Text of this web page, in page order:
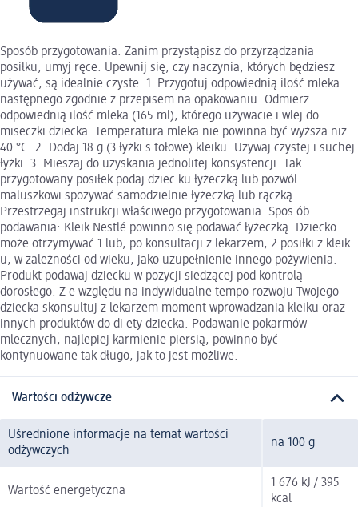
Sposób przygotowania: Zanim przystąpisz do przyrządzania
posiłku, umyj ręce. Upewnij się, czy naczynia, których będziesz
używać, są idealnie czyste. 1. Przygotuj odpowiednią ilość mleka
następnego zgodnie z przepisem na opakowaniu. Odmierz
odpowiednią ilość mleka (165 ml), którego używacie i wlej do
miseczki dziecka. Temperatura mleka nie powinna być wyższa niż
40 °C. 2. Dodaj 18 g (3 łyżki s tołowe) kleiku. Używaj czystej i suchej
łyżki. 3. Mieszaj do uzyskania jednolitej konsystencji. Tak
przygotowany posiłek podaj dziec ku łyżeczką lub pozwól
maluszkowi spożywać samodzielnie łyżeczką lub rączką.
Przestrzegaj instrukcji właściwego przygotowania. Spos ób
podawania: Kleik Nestlé powinno się podawać łyżeczką. Dziecko
może otrzymywać 1 lub, po konsultacji z lekarzem, 2 posiłki z kleik
u, w zależności od wieku, jako uzupełnienie innego pożywienia.
Produkt podawaj dziecku w pozycji siedzącej pod kontrolą
dorosłego. Z e względu na indywidualne tempo rozwoju Twojego
dziecka skonsultuj z lekarzem moment wprowadzania kleiku oraz
innych produktów do di ety dziecka. Podawanie pokarmów
mlecznych, najlepiej karmienie piersią, powinno być
kontynuowane tak długo, jak to jest możliwe.
Wartości odżywcze
Uśrednione informacje na temat wartości
odżywczych
na 100 g
Wartość energetyczna
1 676 kJ / 395
kcal